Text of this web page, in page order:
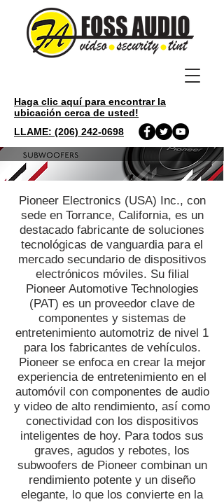
Haga clic aquí para encontrar la
ubicación cerca de usted!
LLAME: (206) 242-0698
Pioneer Electronics (USA) Inc., con
sede en Torrance, California, es un
destacado fabricante de soluciones
tecnológicas de vanguardia para el
mercado secundario de dispositivos
electrónicos móviles. Su filial
Pioneer Automotive Technologies
(PAT) es un proveedor clave de
componentes y sistemas de
entretenimiento automotriz de nivel 1
para los fabricantes de vehículos.
Pioneer se enfoca en crear la mejor
experiencia de entretenimiento en el
automóvil con componentes de audio
y video de alto rendimiento, así como
conectividad con los dispositivos
inteligentes de hoy. Para todos sus
graves, agudos y rebotes, los
subwoofers de Pioneer combinan un
rendimiento potente y un diseño
elegante, lo que los convierte en la